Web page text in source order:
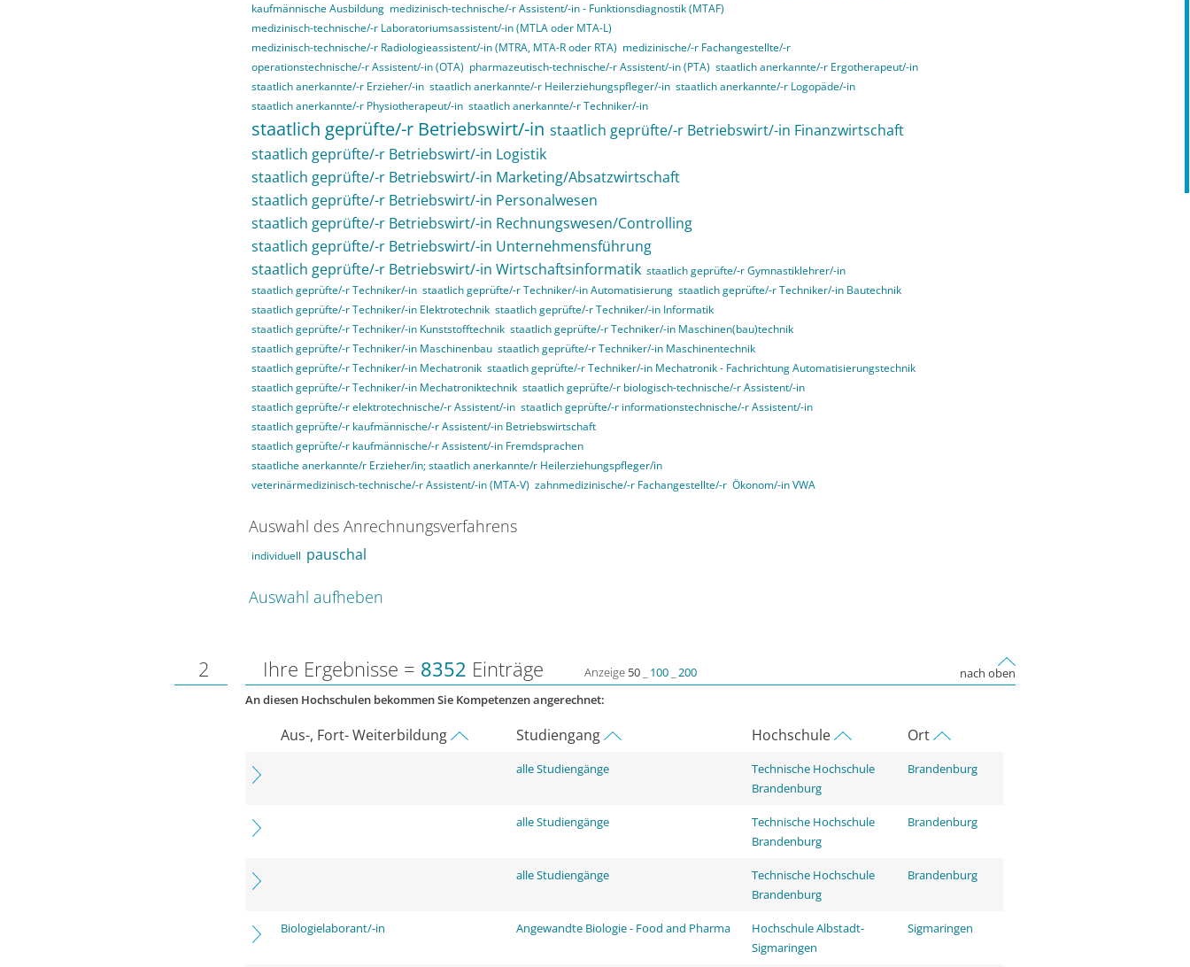
kaufmännische Ausbildung medizinisch-technische/-r Assistent/-in - Funktionsdiagnostik (MTAF)
medizinisch-technische/-r Laboratoriumsassistent/-in (MTLA oder MTA-L)
medizinisch-technische/-r Radiologieassistent/-in (MTRA, MTA-R oder RTA) medizinische/-r Fachangestellte/-r
operationstechnische/-r Assistent/-in (OTA) pharmazeutisch-technische/-r Assistent/-in (PTA) staatlich anerkannte/-r Ergotherapeut/-in
staatlich anerkannte/-r Erzieher/-in staatlich anerkannte/-r Heilerziehungspfleger/-in staatlich anerkannte/-r Logopäde/-in
staatlich anerkannte/-r Physiotherapeut/-in staatlich anerkannte/-r Techniker/-in
staatlich geprüfte/-r Betriebswirt/-in staatlich geprüfte/-r Betriebswirt/-in Finanzwirtschaft
staatlich geprüfte/-r Betriebswirt/-in Logistik
staatlich geprüfte/-r Betriebswirt/-in Marketing/Absatzwirtschaft
staatlich geprüfte/-r Betriebswirt/-in Personalwesen
staatlich geprüfte/-r Betriebswirt/-in Rechnungswesen/Controlling
staatlich geprüfte/-r Betriebswirt/-in Unternehmensführung
staatlich geprüfte/-r Betriebswirt/-in Wirtschaftsinformatik staatlich geprüfte/-r Gymnastiklehrer/-in
staatlich geprüfte/-r Techniker/-in staatlich geprüfte/-r Techniker/-in Automatisierung staatlich geprüfte/-r Techniker/-in Bautechnik
staatlich geprüfte/-r Techniker/-in Elektrotechnik staatlich geprüfte/-r Techniker/-in Informatik
staatlich geprüfte/-r Techniker/-in Kunststofftechnik staatlich geprüfte/-r Techniker/-in Maschinen(bau)technik
staatlich geprüfte/-r Techniker/-in Maschinenbau staatlich geprüfte/-r Techniker/-in Maschinentechnik
staatlich geprüfte/-r Techniker/-in Mechatronik staatlich geprüfte/-r Techniker/-in Mechatronik - Fachrichtung Automatisierungstechnik
staatlich geprüfte/-r Techniker/-in Mechatroniktechnik staatlich geprüfte/-r biologisch-technische/-r Assistent/-in
staatlich geprüfte/-r elektrotechnische/-r Assistent/-in staatlich geprüfte/-r informationstechnische/-r Assistent/-in
staatlich geprüfte/-r kaufmännische/-r Assistent/-in Betriebswirtschaft
staatlich geprüfte/-r kaufmännische/-r Assistent/-in Fremdsprachen
staatliche anerkannte/r Erzieher/in; staatlich anerkannte/r Heilerziehungspfleger/in
veterinärmedizinisch-technische/-r Assistent/-in (MTA-V) zahnmedizinische/-r Fachangestellte/-r Ökonom/-in VWA
Auswahl des Anrechnungsverfahrens
individuell pauschal
Auswahl aufheben
2 Ihre Ergebnisse = 8352 Einträge Anzeige 50 100 200
nach oben
An diesen Hochschulen bekommen Sie Kompetenzen angerechnet:
Aus-, Fort- Weiterbildung Studiengang Hochschule Ort
alle Studiengänge
Technische Hochschule
Brandenburg
Brandenburg
alle Studiengänge
Technische Hochschule
Brandenburg
Brandenburg
alle Studiengänge
Technische Hochschule
Brandenburg
Brandenburg
Biologielaborant/-in Angewandte Biologie - Food and Pharma
Hochschule Albstadt-
Sigmaringen
Sigmaringen